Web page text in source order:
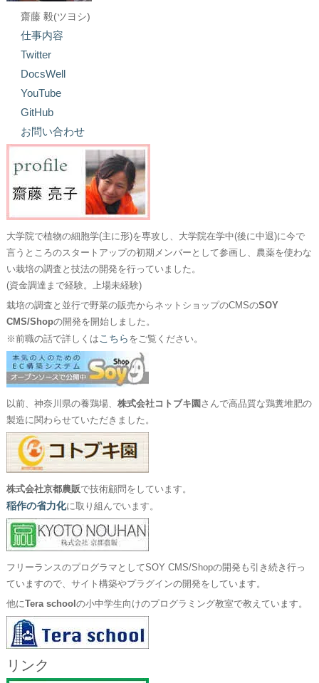
齋藤 毅(ツヨシ)
仕事内容
Twitter
DocsWell
YouTube
GitHub
お問い合わせ
大学院で植物の細胞学(主に形)を専攻し、大学院在学中(後に中退)に今で
言うところのスタートアップの初期メンバーとして参画し、農薬を使わな
い栽培の調査と技法の開発を行っていました。
(資金調達まで経験。上場未経験)
栽培の調査と並行で野菜の販売からネットショップのCMSのSOY
CMS/Shopの開発を開始しました。
※前職の話で詳しくはこちら をご覧ください。
以前、神奈川県の養鶏場、 株式会社コトブキ園 さんで高品質な鶏糞堆肥の
製造に関わらせていただきました。
株式会社京都農販で技術顧問をしています。
稲作の省力化に取り組んでいます。
フリーランスのプログラマとしてSOY CMS/Shopの開発も引き続き行っ
ていますので、サイト構築やプラグインの開発をしています。
他にTera school の小中学生向けのプログラミング教室で教えています。
リンク